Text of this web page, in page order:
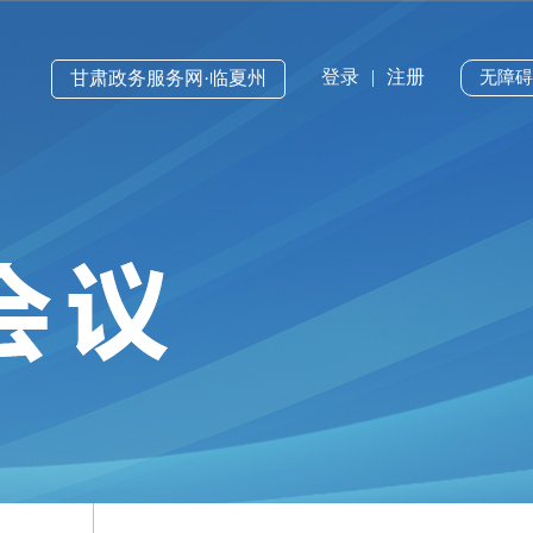
无障
登录 | 注册
甘肃政务服务网·临夏州